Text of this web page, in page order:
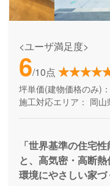
<ユーザ満足度>
6/10点
坪単価(建物価格のみ)：
施工対応エリア： 岡山
「世界基準の住宅
と、高気密・高断
環境にやさしい家づ